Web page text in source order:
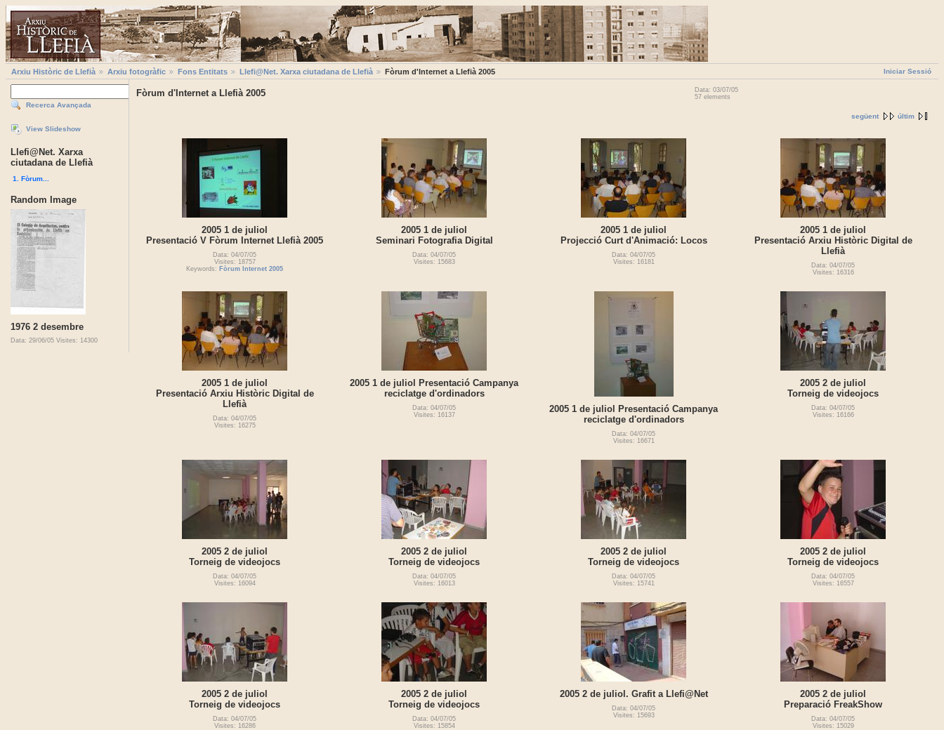
Iniciar Sessió
Arxiu Històric de Llefià Arxiu fotogràfic Fons Entitats Llefi@Net. Xarxa ciutadana de Llefià Fòrum d'Internet a Llefià 2005
Recerca Avançada
View Slideshow
Llefi@Net. Xarxa
ciutadana de Llefià
1. Fòrum...
Random Image
1976 2 desembre
Data: 29/06/05 Visites: 14300
Fòrum d'Internet a Llefià 2005
Data: 03/07/05
57 elements
següent últim
2005 1 de juliol
Presentació V Fòrum Internet Llefià 2005
Data: 04/07/05
Visites: 18757
Keywords: Fòrum Internet 2005
2005 1 de juliol
Seminari Fotografia Digital
Data: 04/07/05
Visites: 15683
2005 1 de juliol
Projecció Curt d'Animació: Locos
Data: 04/07/05
Visites: 16181
2005 1 de juliol
Presentació Arxiu Històric Digital de
Llefià
Data: 04/07/05
Visites: 16316
2005 1 de juliol
Presentació Arxiu Històric Digital de
Llefià
Data: 04/07/05
Visites: 16275
2005 1 de juliol Presentació Campanya
reciclatge d'ordinadors
Data: 04/07/05
Visites: 16137
2005 1 de juliol Presentació Campanya
reciclatge d'ordinadors
Data: 04/07/05
Visites: 16671
2005 2 de juliol
Torneig de videojocs
Data: 04/07/05
Visites: 16166
2005 2 de juliol
Torneig de videojocs
Data: 04/07/05
Visites: 16094
2005 2 de juliol
Torneig de videojocs
Data: 04/07/05
Visites: 16013
2005 2 de juliol
Torneig de videojocs
Data: 04/07/05
Visites: 15741
2005 2 de juliol
Torneig de videojocs
Data: 04/07/05
Visites: 16557
2005 2 de juliol
Torneig de videojocs
Data: 04/07/05
Visites: 16286
2005 2 de juliol
Torneig de videojocs
Data: 04/07/05
Visites: 15854
2005 2 de juliol. Grafit a Llefi@Net
Data: 04/07/05
Visites: 15693
2005 2 de juliol
Preparació FreakShow
Data: 04/07/05
Visites: 15029